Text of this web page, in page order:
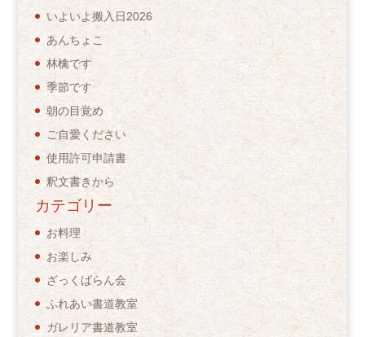
いよいよ搬入日2026
あんちょこ
林檎です
季節です
朝の目覚め
ご自愛ください
使用許可申請書
釈文書きから
カテゴリー
お料理
お楽しみ
ざっくばらん会
ふれあい書道教室
ガレリア書道教室